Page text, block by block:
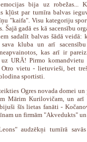
bija uz robežas...
kļūst par turnīra balvas
"kaifa". Visu kategoriju
Šajā gadā es kā sacensību
sadalīt balvas šādā veidā:
kluba un arī
kas arī ir
uz URĀ! Pirmo
Otro vietu - lietuvieši, bet
sportisti.
Ogres novada domei
Mārim Kurilovičam, un
šīs lietas fanāti -
un firmām "Akvedukts"
audzēkņi turnīrā